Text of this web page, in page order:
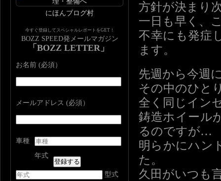
方針が決まり
一日も早く、
不幸にも発症
ます。
先週から今週
その中のひと
全く同じイン
鋳造ホイール
るのですが…
明らかにハン
た。
久田がいつも
にほんブログ村
今すぐ登録してスペシャルレポートをGET！
BOZZ SPEED発メールマガジン
「BOZZ LETTER」
お名前 (必須）
メールアドレス (必須）
車種
年式
型式